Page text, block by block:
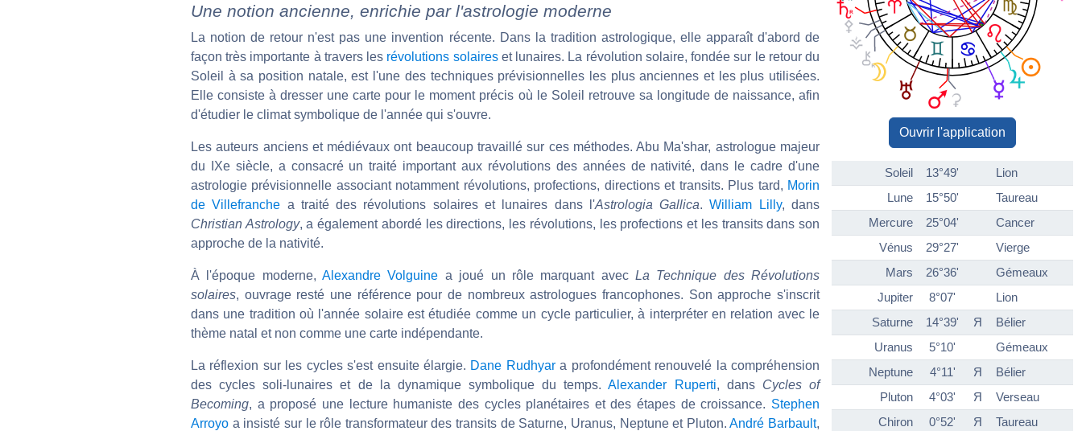
Une notion ancienne, enrichie par l'astrologie moderne
La notion de retour n'est pas une invention récente. Dans la tradition astrologique, elle apparaît d'abord de
façon très importante à travers les révolutions solaireset lunaires. La révolution solaire, fondée sur le retour du
Soleil à sa position natale, est l'une des techniques prévisionnelles les plus anciennes et les plus utilisées.
Elle consiste à dresser une carte pour le moment précis où le Soleil retrouve sa longitude de naissance, afin
d'étudier le climat symbolique de l'année qui s'ouvre.
Les auteurs anciens et médiévaux ont beaucoup travaillé sur ces méthodes. Abu Ma'shar, astrologue majeur
du IXe siècle, a consacré un traité important aux révolutions des années de nativité, dans le cadre d'une
astrologie prévisionnelle associant notamment révolutions, profections, directions et transits. Plus tard, Morin
de Villefranche a traité des révolutions solaires et lunaires dans l'Astrologia Gallica.William Lilly, dans
Christian Astrology, a également abordé les directions, les révolutions, les profections et les transits dans son
approche de la nativité.
À l'époque moderne,Alexandre Volguine a joué un rôle marquant avec La Technique des Révolutions
solaires, ouvrage resté une référence pour de nombreux astrologues francophones. Son approche s'inscrit
dans une tradition où l'année solaire est étudiée comme un cycle particulier, à interpréter en relation avec le
thème natal et non comme une carte indépendante.
La réflexion sur les cycles s'est ensuite élargie. Dane Rudhyara profondément renouvelé la compréhension
des cycles soli-lunaires et de la dynamique symbolique du temps.Alexander Ruperti, dans Cycles of
Becoming, a proposé une lecture humaniste des cycles planétaires et des étapes de croissance. Stephen
Arroyo a insisté sur le rôle transformateur des transits de Saturne, Uranus, Neptune et Pluton.André Barbault,
Ouvrir l'application
Soleil 13°49'
Lion
Lune
15°50'
Taureau
Mercure
25°04'
Cancer
Vénus
29°27'
Vierge
Mars
26°36'
Gémeaux
Jupiter
8°07'
Lion
Saturne
14°39' Я
Bélier
Uranus
5°10'
Gémeaux
Neptune
4°11' Я
Bélier
Pluton
4°03' Я
Verseau
Chiron
0°52' Я
Taureau